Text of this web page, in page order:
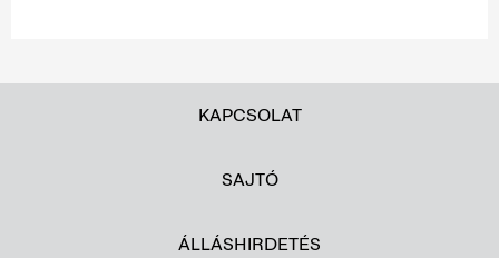
KAPCSOLAT
SAJTÓ
ÁLLÁSHIRDETÉS